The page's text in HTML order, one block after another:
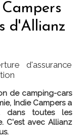
d'Allianz
d'assurance
de camping-cars
Indie Campers a
dans toutes les
C'est avec Allianz